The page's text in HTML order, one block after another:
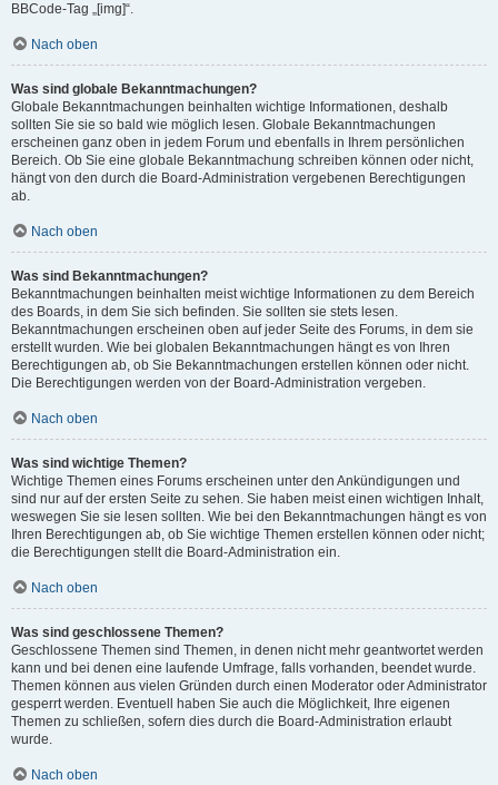
BBCode-Tag „[img]“.
Nach oben
Was sind globale Bekanntmachungen?
Globale Bekanntmachungen beinhalten wichtige Informationen, deshalb
sollten Sie sie so bald wie möglich lesen. Globale Bekanntmachungen
erscheinen ganz oben in jedem Forum und ebenfalls in Ihrem persönlichen
Bereich. Ob Sie eine globale Bekanntmachung schreiben können oder nicht,
hängt von den durch die Board-Administration vergebenen Berechtigungen
ab.
Nach oben
Was sind Bekanntmachungen?
Bekanntmachungen beinhalten meist wichtige Informationen zu dem Bereich
des Boards, in dem Sie sich befinden. Sie sollten sie stets lesen.
Bekanntmachungen erscheinen oben auf jeder Seite des Forums, in dem sie
erstellt wurden. Wie bei globalen Bekanntmachungen hängt es von Ihren
Berechtigungen ab, ob Sie Bekanntmachungen erstellen können oder nicht.
Die Berechtigungen werden von der Board-Administration vergeben.
Nach oben
Was sind wichtige Themen?
Wichtige Themen eines Forums erscheinen unter den Ankündigungen und
sind nur auf der ersten Seite zu sehen. Sie haben meist einen wichtigen Inhalt,
weswegen Sie sie lesen sollten. Wie bei den Bekanntmachungen hängt es von
Ihren Berechtigungen ab, ob Sie wichtige Themen erstellen können oder nicht;
die Berechtigungen stellt die Board-Administration ein.
Nach oben
Was sind geschlossene Themen?
Geschlossene Themen sind Themen, in denen nicht mehr geantwortet werden
kann und bei denen eine laufende Umfrage, falls vorhanden, beendet wurde.
Themen können aus vielen Gründen durch einen Moderator oder Administrator
gesperrt werden. Eventuell haben Sie auch die Möglichkeit, Ihre eigenen
Themen zu schließen, sofern dies durch die Board-Administration erlaubt
wurde.
Nach oben